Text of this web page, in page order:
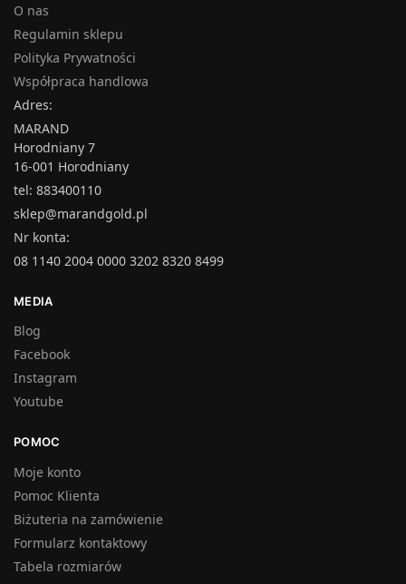
O nas
Regulamin sklepu
Polityka Prywatności
Współpraca handlowa
Adres:
MARAND
Horodniany 7
16-001 Horodniany
tel: 883400110
sklep@marandgold.pl
Nr konta:
08 1140 2004 0000 3202 8320 8499
MEDIA
Blog
Facebook
Instagram
Youtube
POMOC
Moje konto
Pomoc Klienta
Biżuteria na zamówienie
Formularz kontaktowy
Tabela rozmiarów